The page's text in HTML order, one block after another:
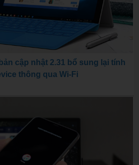
cập nhật 2.31 bổ sung lại tính
thông qua Wi-Fi